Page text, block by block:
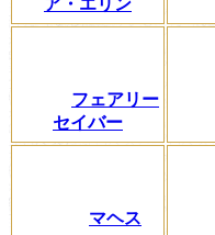
ア・エリン
フェアリー
セイバー
マヘス